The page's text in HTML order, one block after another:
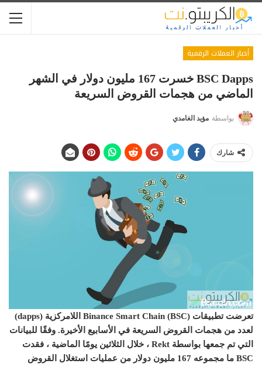
أخبار العملات الرقمية
BSC Dapps خسرت 167 مليون دولار في الشهر
الماضي من هجمات القروض السريعة
بواسطة مؤيد الغامدي
شارك
تعرضت تطبيقات Binance Smart Chain (BSC) اللامركزية (dapps)
لعدد من هجمات القروض السريعة في الأسابيع الأخيرة. وفقًا للبيانات
التي تم جمعها بواسطة Rekt ، خلال الثلاثين يومًا الماضية ، فقدت
BSC ما مجموعه 167 مليون دولار من عمليات استغلال القروض